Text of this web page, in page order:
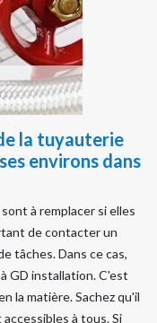
la tuyauterie
environs dans
à remplacer si elles
de contacter un
tâches. Dans ce cas,
GD installation. C'est
la matière. Sachez qu'il
à tous. Si